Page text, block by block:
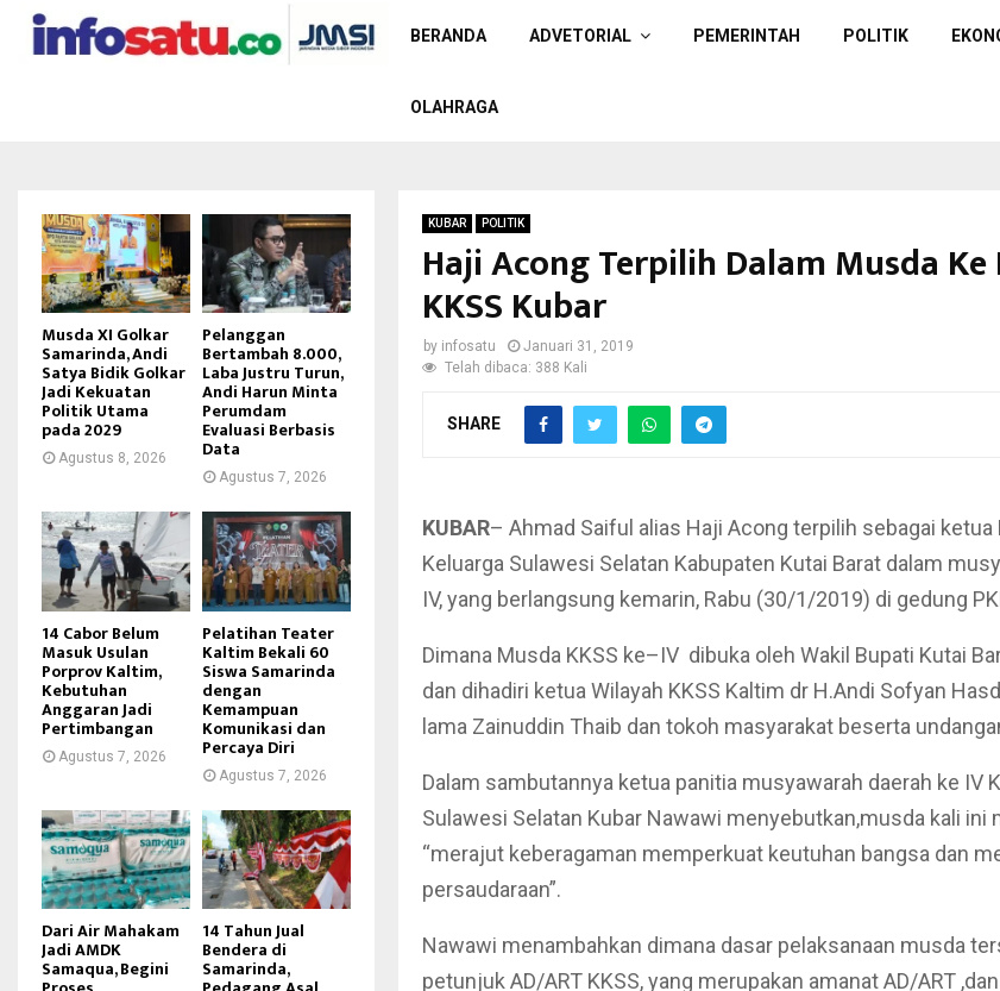
BERANDA ADVETORIAL PEMERINTAH POLITIK
OLAHRAGA
KUBAR POLITIK
Haji Acong Terpilih Dalam Musda Ke
KKSS Kubar
by infosatu
Januari 31, 2019
Telah dibaca: 388 Kali
SHARE
KUBAR– Ahmad Saiful alias Haji Acong terpilih sebagai ketua
Keluarga Sulawesi Selatan Kabupaten Kutai Barat dalam
IV, yang berlangsung kemarin, Rabu (30/1/2019) di gedung
Dimana Musda KKSS ke–IV dibuka oleh Wakil Bupati Kutai
dan dihadiri ketua Wilayah KKSS Kaltim dr H.Andi Sofyan
lama Zainuddin Thaib dan tokoh masyarakat beserta
Dalam sambutannya ketua panitia musyawarah daerah ke IV
Sulawesi Selatan Kubar Nawawi menyebutkan,musda kali ini
“merajut keberagaman memperkuat keutuhan bangsa dan
persaudaraan”.
Nawawi menambahkan dimana dasar pelaksanaan musda
petunjuk AD/ART KKSS, yang merupakan amanat AD/ART
Musda XI Golkar
Samarinda, Andi
Satya Bidik Golkar
Jadi Kekuatan
Politik Utama
pada 2029
Agustus 8, 2026
Pelanggan
Bertambah 8.000,
Laba Justru Turun,
Andi Harun Minta
Perumdam
Evaluasi Berbasis
Data
Agustus 7, 2026
14 Cabor Belum
Masuk Usulan
Porprov Kaltim,
Kebutuhan
Anggaran Jadi
Pertimbangan
Agustus 7, 2026
Pelatihan Teater
Kaltim Bekali 60
Siswa Samarinda
dengan
Kemampuan
Komunikasi dan
Percaya Diri
Agustus 7, 2026
Dari Air Mahakam
Jadi AMDK
Samaqua, Begini
14 Tahun Jual
Bendera di
Samarinda,